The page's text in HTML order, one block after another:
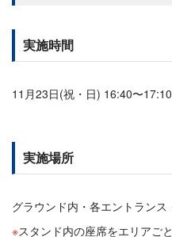
実施時間
11月23日(祝・日) 16:40〜17:10
実施場所
グラウンド内・各エントランス
スタンド内の座席をエリアご